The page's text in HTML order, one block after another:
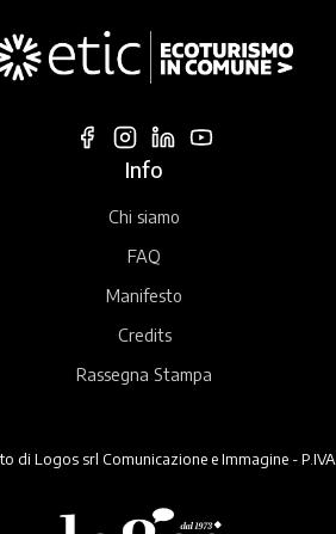
Info
Chi siamo
FAQ
Manifesto
Credits
Rassegna Stampa
di Logos srl Comunicazione e Immagine -